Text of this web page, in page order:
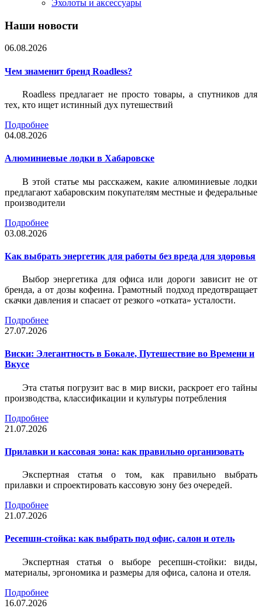
Эхолоты и аксессуары
Наши новости
06.08.2026
Чем знаменит бренд Roadless?
Roadless предлагает не просто товары, а спутников для
тех, кто ищет истинный дух путешествий
Подробнее
04.08.2026
Алюминиевые лодки в Хабаровске
В этой статье мы расскажем, какие алюминиевые лодки
предлагают хабаровским покупателям местные и федеральные
производители
Подробнее
03.08.2026
Как выбрать энергетик для работы без вреда для здоровья
Выбор энергетика для офиса или дороги зависит не от
бренда, а от дозы кофеина. Грамотный подход предотвращает
скачки давления и спасает от резкого «отката» усталости.
Подробнее
27.07.2026
Виски: Элегантность в Бокале, Путешествие во Времени и
Вкусе
Эта статья погрузит вас в мир виски, раскроет его тайны
производства, классификации и культуры потребления
Подробнее
21.07.2026
Прилавки и кассовая зона: как правильно организовать
Экспертная статья о том, как правильно выбрать
прилавки и спроектировать кассовую зону без очередей.
Подробнее
21.07.2026
Ресепшн-стойка: как выбрать под офис, салон и отель
Экспертная статья о выборе ресепшн-стойки: виды,
материалы, эргономика и размеры для офиса, салона и отеля.
Подробнее
16.07.2026